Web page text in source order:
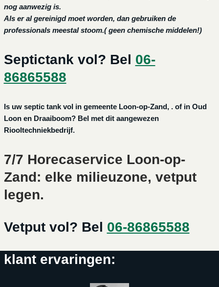
nog aanwezig is.
Als er al gereinigd moet worden, dan gebruiken de
professionals meestal stoom.( geen chemische middelen!)
Septictank vol? Bel 06-
86865588
Is uw septic tank vol in gemeente Loon-op-Zand, . of in Oud
Loon en Draaiboom? Bel met dit aangewezen
Riooltechniekbedrijf.
7/7 Horecaservice Loon-op-
Zand: elke milieuzone, vetput
legen.
Vetput vol? Bel 06-86865588
klant ervaringen: